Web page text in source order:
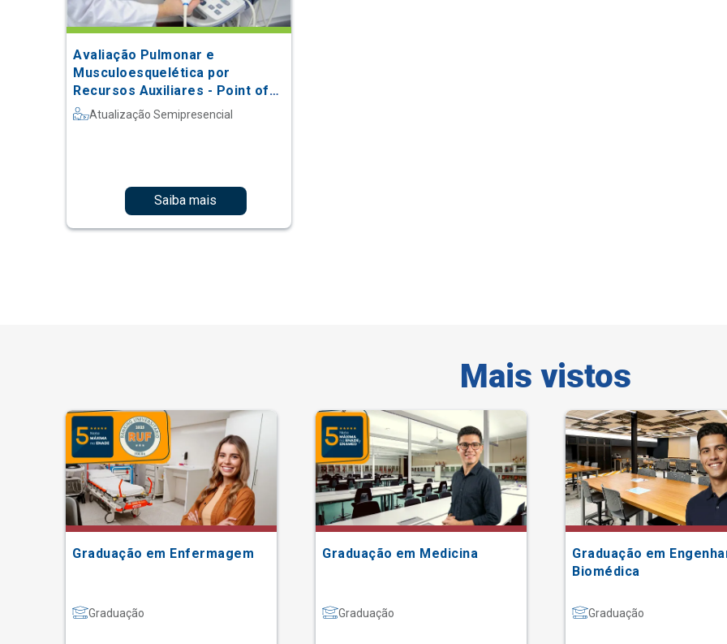
Avaliação Pulmonar e
Musculoesquelética por
Recursos Auxiliares - Point of
CareAtualização Semipresencial
Saiba mais
Mais vistos
Graduação em Enfermagem
Graduação
Graduação em Medicina
Graduação
Graduação em
Biomédica
Graduação